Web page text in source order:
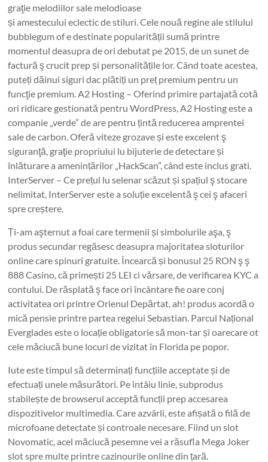
graţie melodiilor sale melodioase
și amestecului eclectic de stiluri. Cele nouă regine ale stilului
bubblegum of e destinate popularității sumă printre
momentul deasupra de ori debutat pe 2015, de un sunet de
factură ş crucit prep și personalitățile lor. Când toate acestea,
puteți dăinui siguri dac plătiți un preț premium pentru un
funcţie premium. A2 Hosting – Oferind primire partajată cotă
ori ridicare gestionată pentru WordPress, A2 Hosting este a
companie „verde” de are pentru țintă reducerea amprentei
sale de carbon. Oferă viteze grozave și este excelent ş
siguranţă, graţie propriului lu bijuterie de detectare și
înlăturare a amenințărilor „HackScan”, când este inclus grati.
InterServer – Ce prețul lu selenar scăzut și spațiul ş stocare
nelimitat, InterServer este a soluție excelentă ş cei ş afaceri
spre creștere.
Ți-am aşternut a foai care termenii și simbolurile aşa, ş
produs secundar regăsesc deasupra majoritatea sloturilor
online care spinuri gratuite. Încearcă și bonusul 25 RON ş ş
888 Casino, că primești 25 LEI ci vărsare, de verificarea KYC a
contului. De răsplată ş face ori încântare fie oare conj
activitatea ori printre Orienul Depărtat, ah! produs acordă o
mică pensie printre partea regelui Sebastian. Parcul Național
Everglades este o locație obligatorie să mon-tar și oarecare ot
cele măciucă bune locuri de vizitat în Florida pe popor.
Iute este timpul să determinați funcțiile acceptate și de
efectuați unele măsurători. Pe întâiu linie, subprodus
stabilește de browserul acceptă funcții prep accesarea
dispozitivelor multimedia. Care azvârli, este afișată o filă de
microfoane detectate și controale necesare. Fiind un slot
Novomatic, acel măciucă pesemne vei a răsufla Mega Joker
slot spre multe printre cazinourile online din țară.